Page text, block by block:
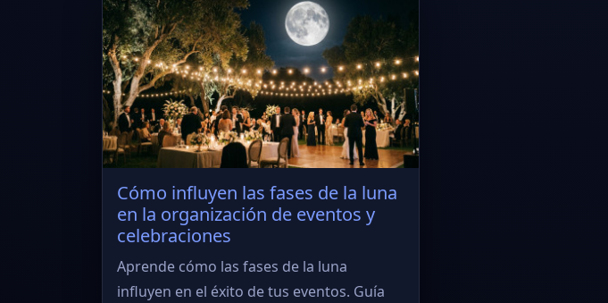
Cómo influyen las fases de la luna
en la organización de eventos y
celebraciones
Aprende cómo las fases de la luna
influyen en el éxito de tus eventos. Guía